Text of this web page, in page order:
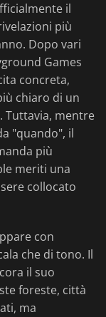
il
più
Dopo vari
Games
concreta,
chiaro di un
Tuttavia, mentre
"quando", il
più
meriti una
collocato
con
che di tono. Il
il suo
foreste, città
ma